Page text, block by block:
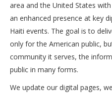
area and the United States
an enhanced presence at key
Haiti events. The goal is to
only for the American public,
community it serves, the
public in many forms.
We update our digital pages,